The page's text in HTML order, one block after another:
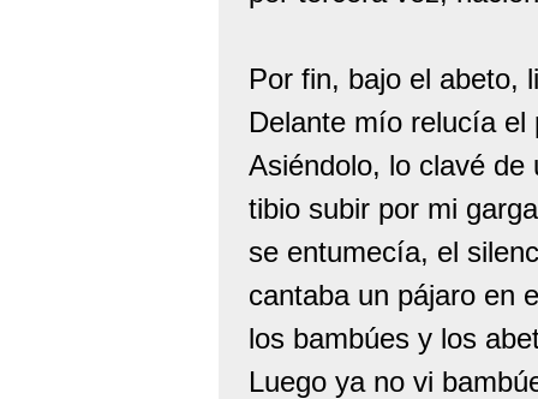
Por fin, bajo el abeto,
Delante mío relucía el
Asiéndolo, lo clavé
tibio subir por mi
se entumecía, el
cantaba un pájaro en
los bambúes y los
Luego ya no vi